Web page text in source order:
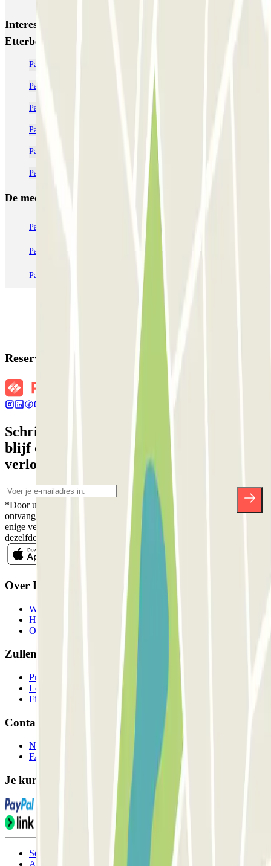
Interessante plaatsen en evenementen dichtbij ParkBee
Etterbeek Plaine
Parkeren bij Delta Brussel | Parclick
Parking Louizalaan | Goedkoop parkeren | Parclick
Parkeren Natuurhistorisch Museum Brussel | Goedkoop reserveren
Parkeren Europees Parlement Brussel (Europese Wijk)
Parking Naamsepoort Brussel | Goedkoop parkeren | Parclick
Parkeren Wetstraat Brussel | Goedkoop reserveren | Parclick
De meest geboekte
Parkeren in Parijs Parkeren in Venetië
Parkeren in Station Venetië Mestre Parkeren in Rome
Parkeren in Milaan Parkeren in Verona
Reserveringsgegevens
Schrijf je in voor onze nieuwsbrief en
blijf op de hoogte van kortingen,
verlotingen en vele andere verrassingen.
*Door u in te schrijven aanvaardt u ons Privacybeleid voor het
ontvangen van commerciële communicatie van Parclick. Zonder
enige verplichting kunt u zich uitschrijven wanneer u maar wilt in
dezelfde nieuwsbrief.
Over Parclick
Wie we zijn
Hoe het werkt
Onze parkeergarages
Zullen we samenwerken?
Professionals
Leverancier parkeren
Filialen
Contact
Neem contact met ons op
FAQ
Je kunt deze betaalmethoden gebruiken:
Servicevoorwaarden
Annuleringsvoorwaarden